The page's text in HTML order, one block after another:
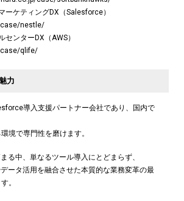
ーケティングDX（Salesforce）
nestle/
センターDX（AWS）
case/qlife/
力
導入支援パートナー会社であり、国内で
境で専門性を磨けます。
る中、単なるツール導入にとどまらず、
ータ活用を融合させた本質的な業務変革の最
。